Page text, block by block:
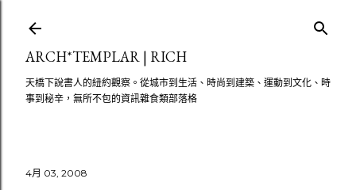
ARCH*TEMPLAR | RICH
天橋下說書人的紐約觀察。從城市到生活、時尚到建築、運動到文化、時
事到秘辛，無所不包的資訊雜食類部落格
4月 03, 2008